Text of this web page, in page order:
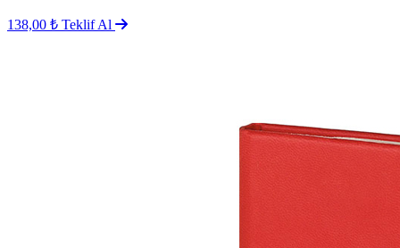
138,00 ₺ Teklif Al